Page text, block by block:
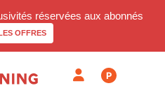
réservées aux abonnés
OFFRES
P